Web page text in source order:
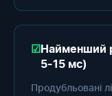
Найменший
5-15 мс)
Продубльовані